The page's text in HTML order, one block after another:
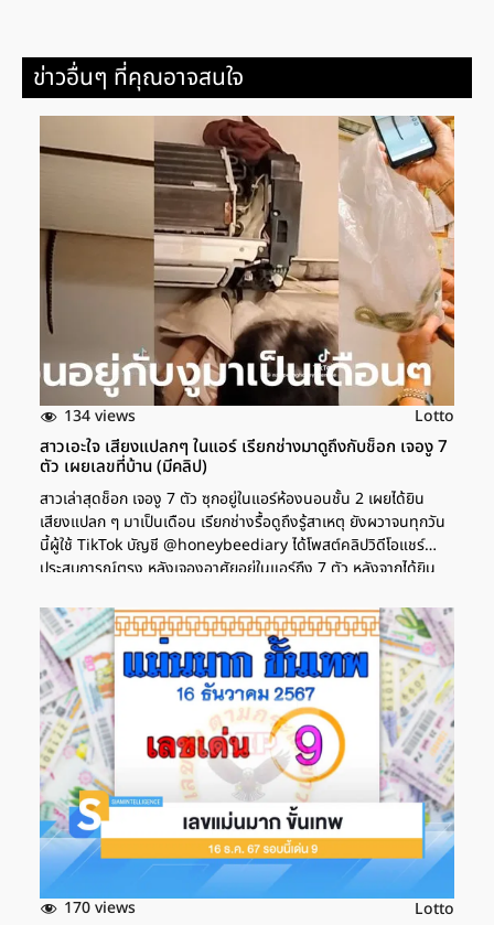
ข่าวอื่นๆ ที่คุณอาจสนใจ
134 views Lotto
สาวเอะใจ เสียงแปลกๆ ในแอร์ เรียกช่างมาดูถึงกับช็อก เจองู 7
ตัว เผยเลขที่บ้าน (มีคลิป)
สาวเล่าสุดช็อก เจองู 7 ตัว ซุกอยู่ในแอร์ห้องนอนชั้น 2 เผยได้ยิน
เสียงแปลก ๆ มาเป็นเดือน เรียกช่างรื้อดูถึงรู้สาเหตุ ยังผวาจนทุกวัน
นี้ผู้ใช้ TikTok บัญชี @honeybeediary ได้โพสต์คลิปวิดีโอแชร์
ประสบการณ์ตรง หลังเจองูอาศัยอยู่ในแอร์ถึง 7 ตัว หลังจากได้ยิน
นอนเปิดแอร์เลย โดยเธอระบุแคปชั่นว่า "บันทึกประสบการณ์ตรง! ใคร
จะเชื่ออะไรมันอยู่ในแอร์ห้องนอนเราแล้วเค้าอาศัยกันได้ไง 7 ชีวิต
เรื่องจริง ๆ ของเราที่เจอเองมากับตัว...
170 views Lotto